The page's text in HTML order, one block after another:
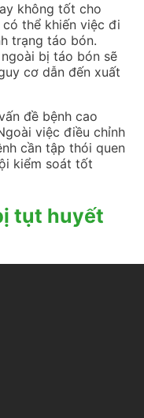
không tốt cho
thể khiến việc đi
trạng táo bón.
bị táo bón sẽ
cơ dẫn đến xuất
đề bệnh cao
việc điều chỉnh
cần tập thói quen
kiểm soát tốt
tụt huyết